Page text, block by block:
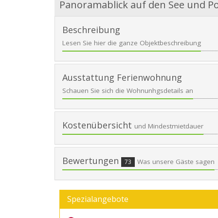
Panoramablick auf den See und
Beschreibung
Lesen Sie hier die ganze Objektbeschreibung
Ausstattung Ferienwohnung
Schauen Sie sich die Wohnunhgsdetails an
Kostenübersicht und Mindestmietdauer
Bewertungen 73 Was unsere Gäste sagen
Spezialangebote